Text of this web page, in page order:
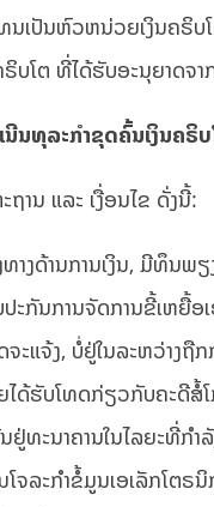
ປັນຫົວຫນ່ວຍເງິນຄຣິບໂ
ບໂຕ ທີ່ໄດ້ຮັບອະນຸຍາດຈ
ນີນທຸລະກໍາຂຸດຄົ້ນເງິນຄຣິ
ານ ແລະ ເງື່ອນໄຂ ດັ່ງນີ້:
ງດ້ານການເງິນ, ມີທຶນພ
ກັນການຈັດການຂີ້ເຫຍື້ອ
ແຈ້ງ, ບໍ່ຢູ່ໃນລະຫວ່າງຖື
ໄດ້ຮັບໂທດກ່ຽວກັບຄະ
ະນາຄານໃນໄລຍະທີ່ກໍາລັ
ຈລະກໍາຂໍ້ມູນເອເລັກໂຕ